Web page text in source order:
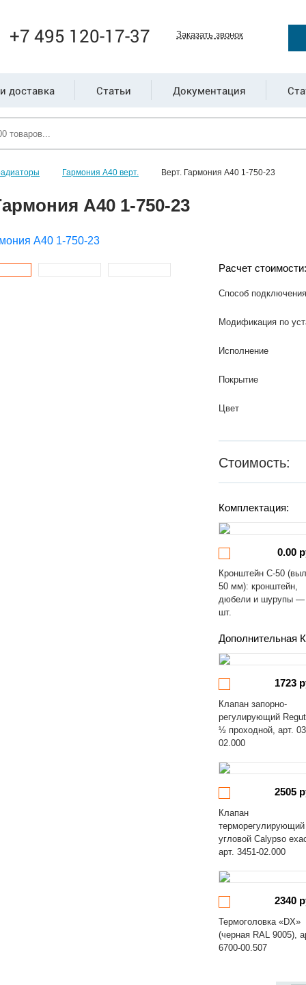
+7 495 120-17-37 Заказать звонок
доставка Статьи Документация
Гармония А40 верт. Верт. Гармония А40 1-750-23
А40 1-750-23
Расчет
Способ
Модификация по
Исполнение
Покрытие
Цвет
Стоимость:
Комплектация:
0.00
Кронштейн С-50
50 мм): кронштейн,
дюбели и шурупы —
шт.
Дополнительная
1723
Клапан запорно-
регулирующий
½ проходной, арт.
02.000
2505
Клапан
терморегулирующий
угловой Calypso
арт. 3451-02.000
2340
Термоголовка «DX»
(черная RAL 9005),
6700-00.507